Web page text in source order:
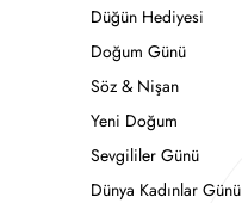
Düğün Hediyesi
Doğum Günü
Söz & Nişan
Yeni Doğum
Sevgililer Günü
Dünya Kadınlar Günü